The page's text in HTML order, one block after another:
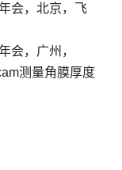
会，北京，飞
会，广州，
测量角膜厚度